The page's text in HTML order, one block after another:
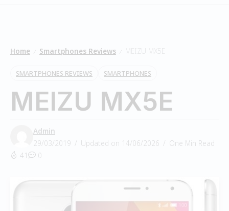
Home Smartphones Reviews MEIZU MX5E
SMARTPHONES REVIEWS SMARTPHONES
MEIZU MX5E
Admin
29/03/2019
Updated on 14/06/2026
One Min Read
41
0